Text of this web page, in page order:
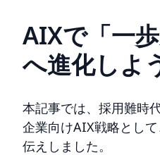
AIXで「一
へ進化しよ
本記事では、採用難時
企業向けAIX戦略とし
伝えしました。